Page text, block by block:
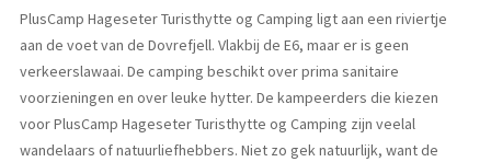
PlusCamp Hageseter Turisthytte og Camping ligt aan een riviertje
aan de voet van de Dovrefjell. Vlakbij de E6, maar er is geen
verkeerslawaai. De camping beschikt over prima sanitaire
voorzieningen en over leuke hytter. De kampeerders die kiezen
voor PlusCamp Hageseter Turisthytte og Camping zijn veelal
wandelaars of natuurliefhebbers. Niet zo gek natuurlijk, want de